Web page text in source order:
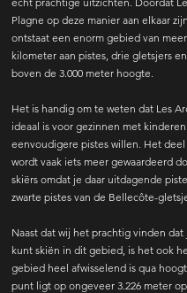
Plagne op deze manier aan elkaar
ontstaat een enorm gebied van
kilometer aan pistes, drie gletsjers
boven de 3.000 meter hoogte.
Het is handig om te weten dat Les
ideaal is voor gezinnen met
eenvoudigere pistes willen. Het deel
wordt vaak iets meer gewaardeerd
skiërs omdat je daar uitdagende
zwarte pistes van de Bellecôte-
Naast dat wij het prachtig vinden
kunt skiën in dit gebied, is het ook
gebied heel afwisselend is qua
punt ligt op ongeveer 3.226 meter